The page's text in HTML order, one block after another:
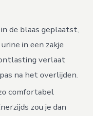
de blaas geplaatst,
in een zakje
verlaat
na het overlijden.
comfortabel
zou je dan